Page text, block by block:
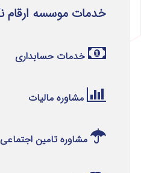
خدمات موسسه ارقام
خدمات حسابداری
مشاوره مالیات
مشاوره تامین اجتماعی